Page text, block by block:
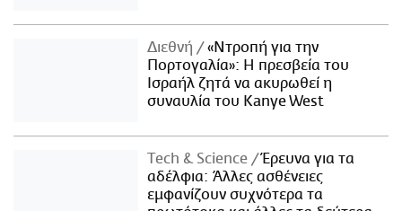
Διεθνή
«Ντροπή για την
Πορτογαλία»: Η πρεσβεία του
Ισραήλ ζητά να ακυρωθεί η
συναυλία του Kanye West
Τech & Science
Έρευνα για τα
αδέλφια: Άλλες ασθένειες
εμφανίζουν συχνότερα τα